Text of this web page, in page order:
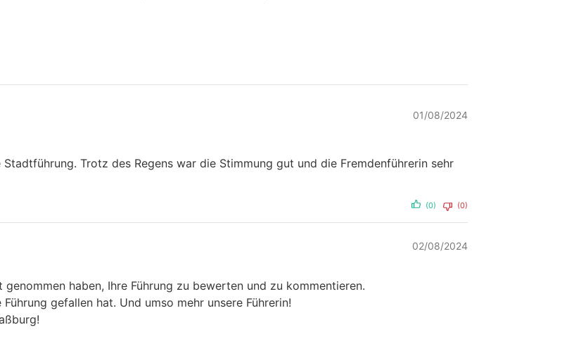
01/08/2024
Trotz des Regens war die Stimmung gut und die Fremdenführerin sehr
(0) (0)
02/08/2024
haben, Ihre Führung zu bewerten und zu kommentieren.
gefallen hat. Und umso mehr unsere Führerin!